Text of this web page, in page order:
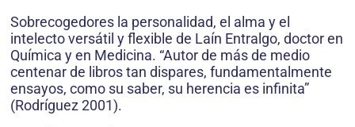
Sobrecogedores la personalidad, el alma y el
intelecto versátil y flexible de Laín Entralgo, doctor en
Química y en Medicina. “Autor de más de medio
centenar de libros tan dispares, fundamentalmente
ensayos, como su saber, su herencia es infinita”
(Rodríguez 2001).